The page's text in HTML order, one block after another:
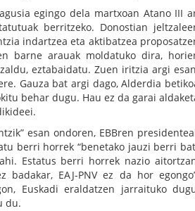
egingo dela martxoan Atano III
berritzeko. Donostian
indartzea eta aktibatzea
barne arauak moldatuko dira,
eztabaidatu. Zuen iritzia argi
Gauza bat argi dago, Alderdia
behar dugu. Hau ez da garai
esan ondoren, EBBren
berri horrek “benetako jauzi berri
Estatus berri horrek nazio
EAJ-PNV ez da hor
Euskadi eraldatzen jarraituko
du.